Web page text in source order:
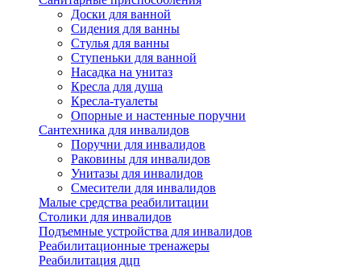
Доски для ванной
Сидения для ванны
Стулья для ванны
Ступеньки для ванной
Насадка на унитаз
Кресла для душа
Кресла-туалеты
Опорные и настенные поручни
Сантехника для инвалидов
Поручни для инвалидов
Раковины для инвалидов
Унитазы для инвалидов
Смесители для инвалидов
Малые средства реабилитации
Столики для инвалидов
Подъемные устройства для инвалидов
Реабилитационные тренажеры
Реабилитация дцп